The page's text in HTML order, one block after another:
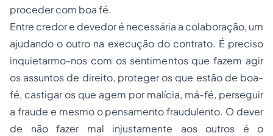
proceder com boa fé.
Entre credor e devedor é necessária a colaboração, um
ajudando o outro na execução do contrato. É preciso
inquietarmo-nos com os sentimentos que fazem agir
os assuntos de direito, proteger os que estão de boa-
fé, castigar os que agem por malícia, má-fé, perseguir
a fraude e mesmo o pensamento fraudulento. O dever
de não fazer mal injustamente aos outros é o